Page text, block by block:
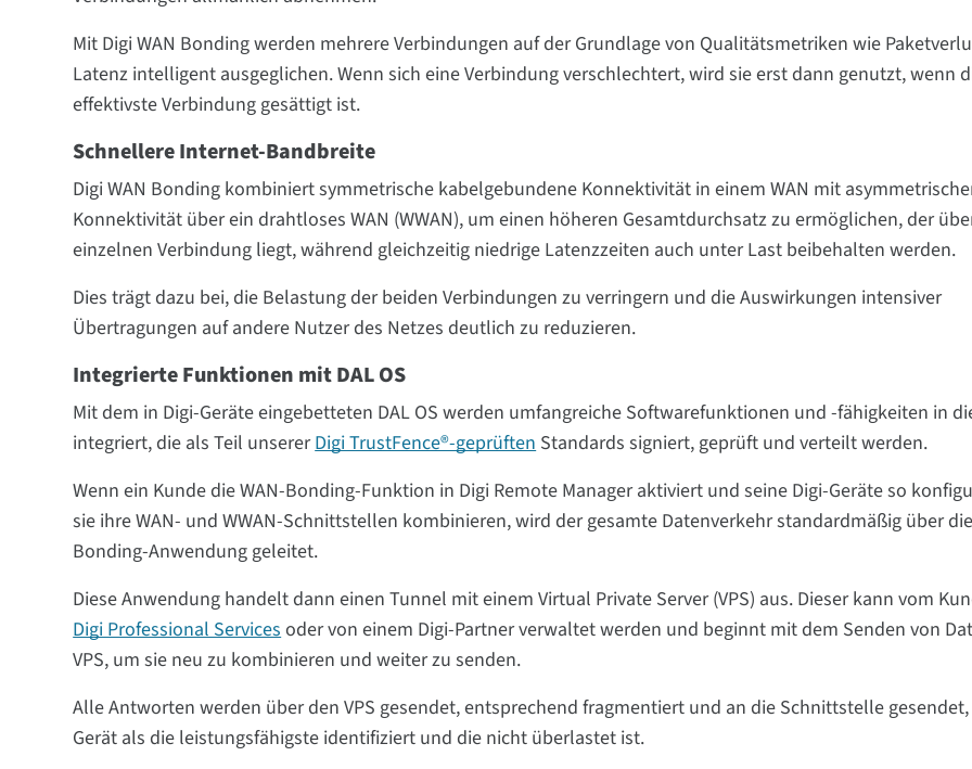
Mit Digi WAN Bonding werden mehrere Verbindungen auf der Grundlage von Qualitätsmetriken wie
Latenz intelligent ausgeglichen. Wenn sich eine Verbindung verschlechtert, wird sie erst dann genutzt, wenn
effektivste Verbindung gesättigt ist.
Schnellere Internet-Bandbreite
Digi WAN Bonding kombiniert symmetrische kabelgebundene Konnektivität in einem WAN mit
Konnektivität über ein drahtloses WAN (WWAN), um einen höheren Gesamtdurchsatz zu ermöglichen, der
einzelnen Verbindung liegt, während gleichzeitig niedrige Latenzzeiten auch unter Last beibehalten werden.
Dies trägt dazu bei, die Belastung der beiden Verbindungen zu verringern und die Auswirkungen intensiver
Übertragungen auf andere Nutzer des Netzes deutlich zu reduzieren.
Integrierte Funktionen mit DAL OS
Mit dem in Digi-Geräte eingebetteten DAL OS werden umfangreiche Softwarefunktionen und -fähigkeiten in
integriert, die als Teil unsererDigi TrustFence®-geprüftenStandards signiert, geprüft und verteilt werden.
Wenn ein Kunde die WAN-Bonding-Funktion in Digi Remote Manager aktiviert und seine Digi-Geräte so
sie ihre WAN- und WWAN-Schnittstellen kombinieren, wird der gesamte Datenverkehr standardmäßig über
Bonding-Anwendung geleitet.
Diese Anwendung handelt dann einen Tunnel mit einem Virtual Private Server (VPS) aus. Dieser kann vom
Digi Professional Servicesoder von einem Digi-Partner verwaltet werden und beginnt mit dem Senden von
VPS, um sie neu zu kombinieren und weiter zu senden.
Alle Antworten werden über den VPS gesendet, entsprechend fragmentiert und an die Schnittstelle gesendet,
Gerät als die leistungsfähigste identifiziert und die nicht überlastet ist.